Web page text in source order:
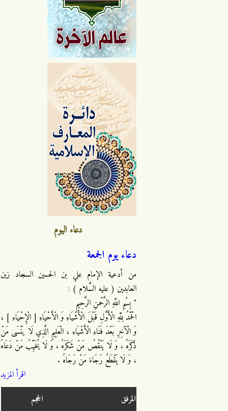
دعاء اليوم
دعاء يوم الجمعة
من أدعية الإمام علي بن الحسين السجاد زين
العابدين ( عليه السَّلام ) :
" بِسْمِ اللَّهِ الرَّحْمنِ الرَّحِيمِ
الْحَمْدُ لِلَّهِ الْأَوَّلِ قَبْلَ الْأَشْيَاءِ وَ الْأَحْيَاءِ [ الْإِحْيَاءِ ] ،
وَ الْآخِرِ بَعْدَ فَنَاءِ الْأَشْيَاءِ ، الْعَلِيمِ الَّذِي لَا يَنْسَى مَنْ
ذَكَرَهُ ، وَ لَا يَنْقُصُ مَنْ شَكَرَهُ ، وَ لَا يُخَيِّبُ مَنْ دَعَاهُ
، وَ لَا يَقْطَعُ رَجَاءَ مَنْ رَجَاهُ .
اقرأ المزيد
المرفق
الحجم